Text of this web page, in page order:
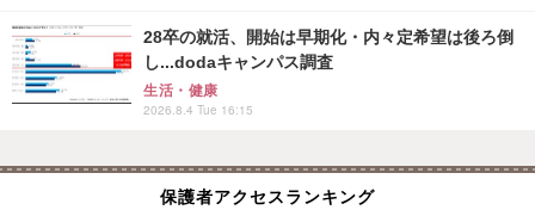
28卒の就活、開始は早期化・内々定希望は後ろ倒
し...dodaキャンパス調査
生活・健康
2026.8.4 Tue 16:15
保護者アクセスランキング